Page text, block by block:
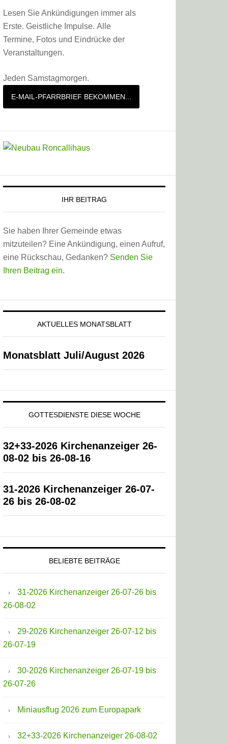
Lesen Sie Ankündigungen immer als
Erste. Geistliche Impulse. Alle
Termine, Fotos und Eindrücke der
Veranstaltungen.
Jeden Samstagmorgen.
E-MAIL-PFARRBRIEF BEKOMMEN...
IHR BEITRAG
Sie haben Ihrer Gemeinde etwas
mitzuteilen? Eine Ankündigung, einen Aufruf,
eine Rückschau, Gedanken? Senden Sie
Ihren Beitrag ein.
AKTUELLES MONATSBLATT
Monatsblatt Juli/August 2026
GOTTESDIENSTE DIESE WOCHE
32+33-2026 Kirchenanzeiger 26-
08-02 bis 26-08-16
31-2026 Kirchenanzeiger 26-07-
26 bis 26-08-02
BELIEBTE BEITRÄGE
31-2026 Kirchenanzeiger 26-07-26 bis
26-08-02
29-2026 Kirchenanzeiger 26-07-12 bis
26-07-19
30-2026 Kirchenanzeiger 26-07-19 bis
26-07-26
Miniausflug 2026 zum Europapark
32+33-2026 Kirchenanzeiger 26-08-02